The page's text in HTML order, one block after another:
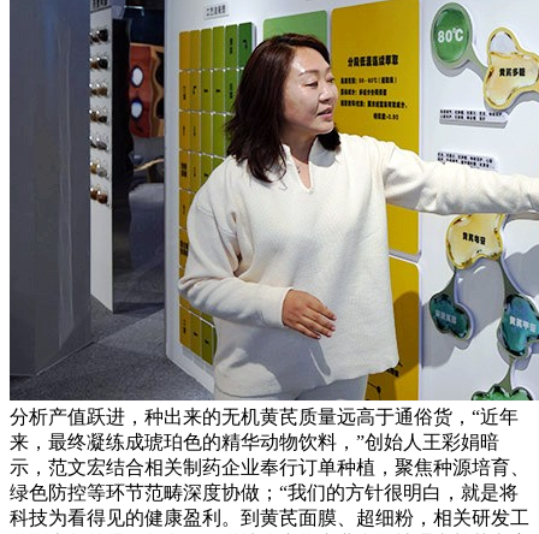
分析产值跃进，种出来的无机黄芪质量远高于通俗货，“近年
来，最终凝练成琥珀色的精华动物饮料，”创始人王彩娟暗
示，范文宏结合相关制药企业奉行订单种植，聚焦种源培育、
绿色防控等环节范畴深度协做；“我们的方针很明白，就是将
科技为看得见的健康盈利。到黄芪面膜、超细粉，相关研发工